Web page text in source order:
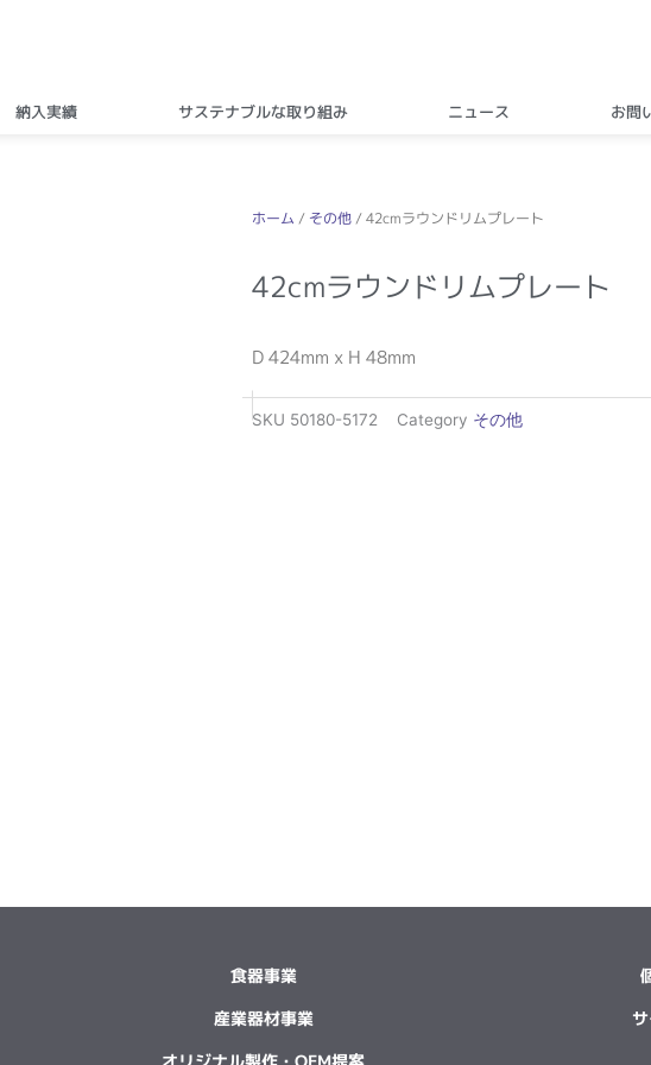
納入実績 サステナブルな取り組み ニュース お問
ホーム / その他 / 42cmラウンドリムプレート
42cmラウンドリムプレート
D 424mm x H 48mm
SKU 50180-5172 Category その他
食器事業
産業器材事業
オリジナル製作・OEM提案